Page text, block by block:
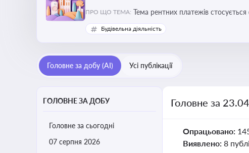
ПРО ЩО ТЕМА: Тема рентних платежів
водою, лісами
Будівельна діяльність
Головне за добу (AI) Усі публікації
ГОЛОВНЕ ЗА ДОБУ
Головне за сьогодні
07 серпня 2026
Головне за
Опрацьовано:
Виявлено: 8